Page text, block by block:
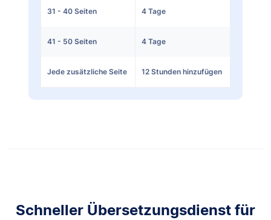
31 - 40 Seiten 4 Tage
41 - 50 Seiten 4 Tage
Jede zusätzliche Seite 12 Stunden hinzufügen
Schneller Übersetzungsdienst für